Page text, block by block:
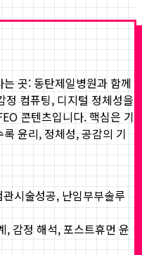
곳: 동탄제일병원과 함께
정 컴퓨팅, 디지털 정체성을
콘텐츠입니다. 핵심은 기
윤리, 정체성, 공감의 기
시술성공, 난임부부솔루
, 감정 해석, 포스트휴먼 윤